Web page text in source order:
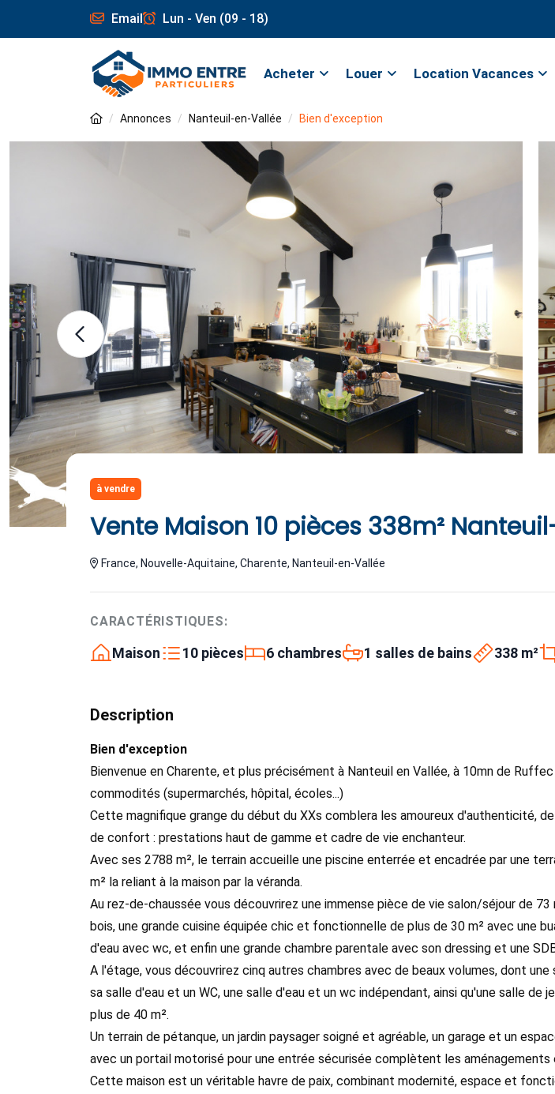
Email Lun - Ven (09 - 18)
Acheter Louer Location Vacances
Annonces Nanteuil-en-Vallée Bien d'exception
à vendre
Vente Maison 10 pièces 338m²
France, Nouvelle-Aquitaine, Charente, Nanteuil-en-Vallée
CARACTÉRISTIQUES:
Maison 10 pièces 6 chambres 1 salles de bains 338 m²
Description
Bien d'exception
Bienvenue en Charente, et plus précisément à Nanteuil en Vallée, à 10mn de
commodités (supermarchés, hôpital, écoles...)
Cette magnifique grange du début du XXs comblera les amoureux d'authenticité,
de confort : prestations haut de gamme et cadre de vie enchanteur.
Avec ses 2788 m², le terrain accueille une piscine enterrée et encadrée par une
m² la reliant à la maison par la véranda.
Au rez-de-chaussée vous découvrirez une immense pièce de vie salon/séjour de 73
bois, une grande cuisine équipée chic et fonctionnelle de plus de 30 m² avec une
d'eau avec wc, et enfin une grande chambre parentale avec son dressing et une
A l'étage, vous découvrirez cinq autres chambres avec de beaux volumes, dont
sa salle d'eau et un WC, une salle d'eau et un wc indépendant, ainsi qu'une salle de
plus de 40 m².
Un terrain de pétanque, un jardin paysager soigné et agréable, un garage et un
avec un portail motorisé pour une entrée sécurisée complètent les aménagements
Cette maison est un véritable havre de paix, combinant modernité, espace et